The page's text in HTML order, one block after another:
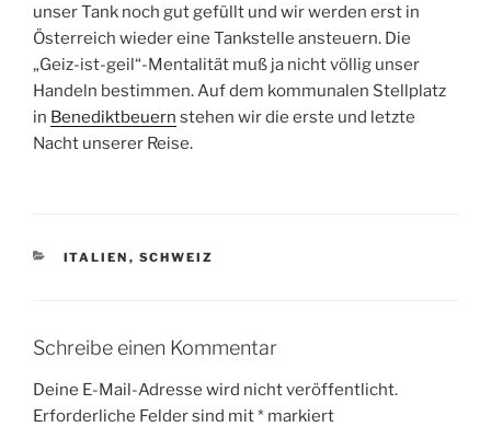
unser Tank noch gut gefüllt und wir werden erst in
Österreich wieder eine Tankstelle ansteuern. Die
„Geiz-ist-geil“-Mentalität muß ja nicht völlig unser
Handeln bestimmen. Auf dem kommunalen Stellplatz
in Benediktbeuern stehen wir die erste und letzte
Nacht unserer Reise.
KATEGORIEN
ITALIEN , SCHWEIZ
Schreibe einen Kommentar
Deine E-Mail-Adresse wird nicht veröffentlicht.
Erforderliche Felder sind mit* markiert